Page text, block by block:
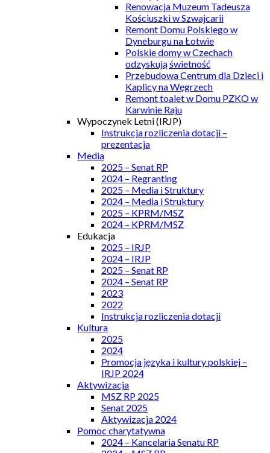
Renowacja Muzeum Tadeusza
Kościuszki w Szwajcarii
Remont Domu Polskiego w
Dyneburgu na Łotwie
Polskie domy w Czechach
odzyskują świetność
Przebudowa Centrum dla Dzieci i
Kaplicy na Węgrzech
Remont toalet w Domu PZKO w
Karwinie Raju
Wypoczynek Letni (IRJP)
Instrukcja rozliczenia dotacji –
prezentacja
Media
2025 – Senat RP
2024 – Regranting
2025 – Media i Struktury
2024 – Media i Struktury
2025 – KPRM/MSZ
2024 – KPRM/MSZ
Edukacja
2025 – IRJP
2024 – IRJP
2025 – Senat RP
2024 – Senat RP
2023
2022
Instrukcja rozliczenia dotacji
Kultura
2025
2024
Promocja języka i kultury polskiej –
IRJP 2024
Aktywizacja
MSZ RP 2025
Senat 2025
Aktywizacja 2024
Pomoc charytatywna
2024 – Kancelaria Senatu RP